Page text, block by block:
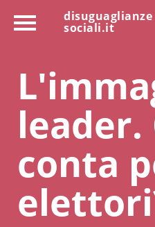
disuguaglianze
sociali.it
leader.
conta